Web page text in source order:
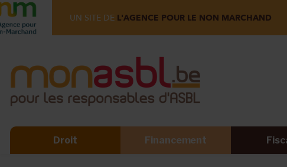
UN SITE DE L'AGENCE POUR LE NON MARCHAND
Droit Financement